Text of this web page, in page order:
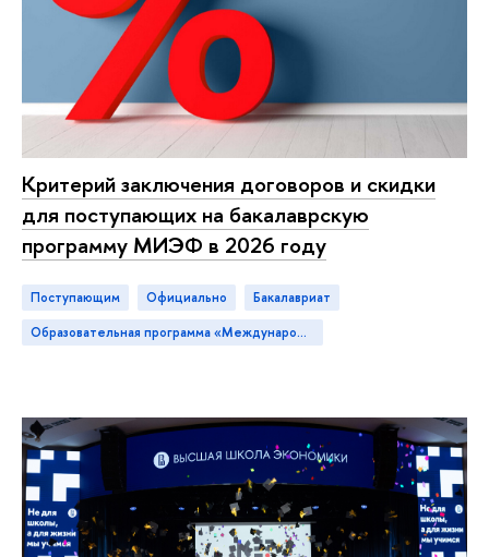
Критерий заключения договоров и скидки
для поступающих на бакалаврскую
программу МИЭФ в 2026 году
Поступающим официально
бакалавриат
Образовательная программа «Международная программа по экономике и финансам»